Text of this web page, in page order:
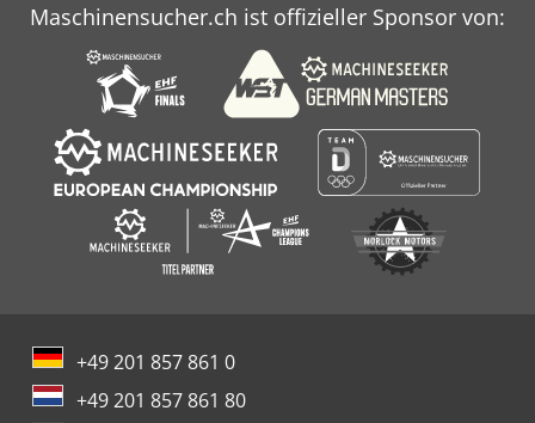
Maschinensucher.ch ist offizieller Sponsor von:
+49 201 857 861 0
+49 201 857 861 80